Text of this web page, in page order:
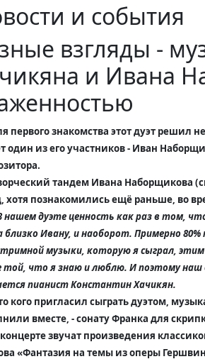
и события
взгляды -
и Ивана
первого знакомства этот дуэт решил
один из его участников - Иван
тандем Ивана Наборщикова
хотя познакомились ещё раньше, во
нашем дуэте ценность как раз в том,
близко Ивану, и наоборот. Примерно
музыки, которую я сыграл,
той, что я знаю и люблю. И поэтому наш
пианистКонстантин Хачикян.
кого пригласил сыграть дуэтом,
вместе, - сонату Франка для
звучат произведения
«Фантазия на темы из оперы